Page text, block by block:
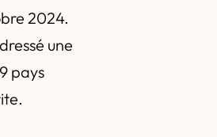
2024.
une
pays